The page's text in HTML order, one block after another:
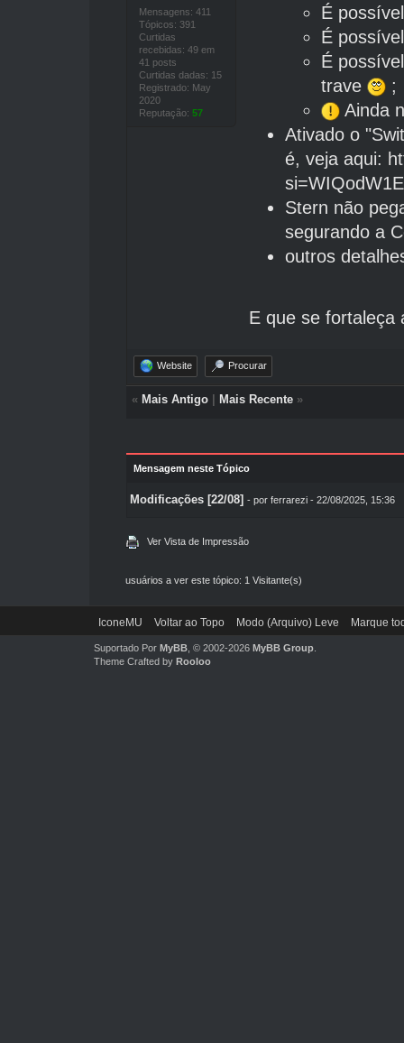
Mensagens: 411
Tópicos: 391
Curtidas
recebidas: 49 em
41 posts
Curtidas dadas: 15
Registrado: May
2020
Reputação:57
É
É
É
trave
;
Ainda
Ativado o
é, veja aqui:
Stern não
segurando a
outros
E que se
Website Procurar
« Mais Antigo| Mais Recente»
Mensagem neste Tópico
Modificações [22/08] - por ferrarezi- 22/08/2025, 15:36
Ver Vista de Impressão
usuários a ver este tópico: 1 Visitante(s)
IconeMU Voltar ao Topo Modo (Arquivo) Leve Marque
Suportado Por MyBB, © 2002-2026 MyBB Group.
Theme Crafted by Rooloo